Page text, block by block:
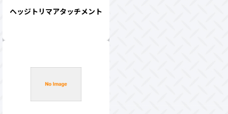
ヘッジトリマアタッチメント